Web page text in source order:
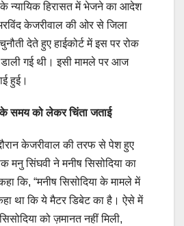
के न्यायिक हिरासत में भेजने का आदेश
केजरीवाल की ओर से जिला
देते हुए हाईकोर्ट में इस पर रोक
गई थी। इसी मामले पर आज
हुई।
के समय को लेकर चिंता जताई
केजरीवाल की तरफ से पेश हुए
मनु सिंघवी ने मनीष सिसोदिया का
कि, “मनीष सिसोदिया के मामले में
था कि ये मैटर डिबेट का है। ऐसे में
को ज़मानत नहीं मिली,